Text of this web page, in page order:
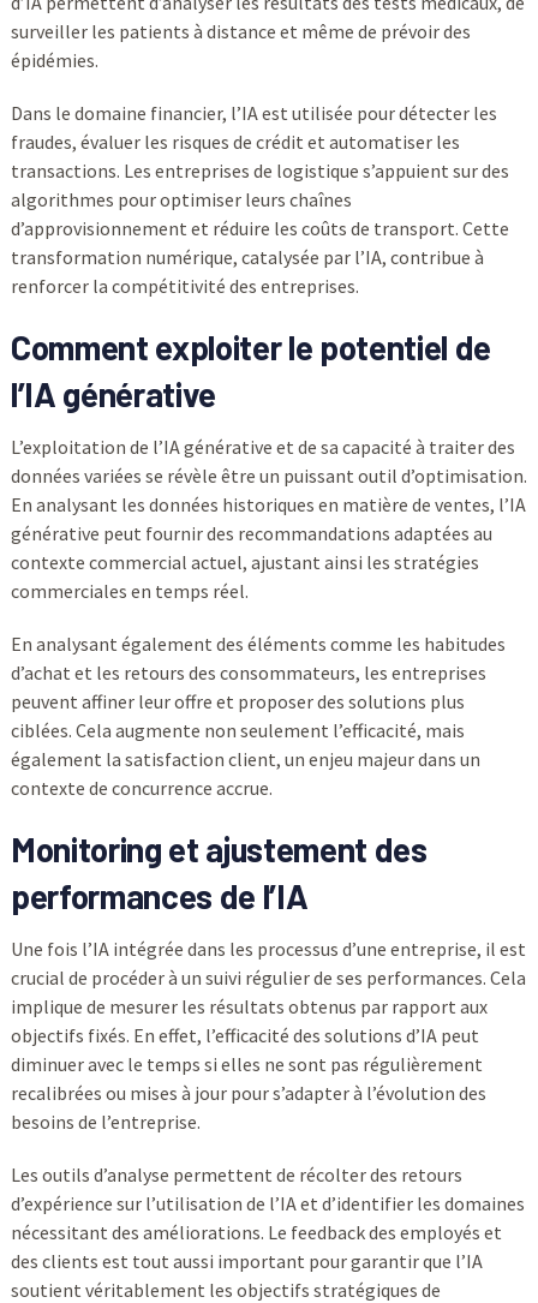
surveiller les patients à distance et même de prévoir des
épidémies.
Dans le domaine financier, l’IA est utilisée pour détecter les
fraudes, évaluer les risques de crédit et automatiser les
transactions. Les entreprises de logistique s’appuient sur des
algorithmes pour optimiser leurs chaînes
d’approvisionnement et réduire les coûts de transport. Cette
transformation numérique, catalysée par l’IA, contribue à
renforcer la compétitivité des entreprises.
Comment exploiter le potentiel de
l’IA générative
L’exploitation de l’IA générative et de sa capacité à traiter des
données variées se révèle être un puissant outil d’optimisation.
En analysant les données historiques en matière de ventes, l’IA
générative peut fournir des recommandations adaptées au
contexte commercial actuel, ajustant ainsi les stratégies
commerciales en temps réel.
En analysant également des éléments comme les habitudes
d’achat et les retours des consommateurs, les entreprises
peuvent affiner leur offre et proposer des solutions plus
ciblées. Cela augmente non seulement l’efficacité, mais
également la satisfaction client, un enjeu majeur dans un
contexte de concurrence accrue.
Monitoring et ajustement des
performances de l’IA
Une fois l’IA intégrée dans les processus d’une entreprise, il est
crucial de procéder à un suivi régulier de ses performances. Cela
implique de mesurer les résultats obtenus par rapport aux
objectifs fixés. En effet, l’efficacité des solutions d’IA peut
diminuer avec le temps si elles ne sont pas régulièrement
recalibrées ou mises à jour pour s’adapter à l’évolution des
besoins de l’entreprise.
Les outils d’analyse permettent de récolter des retours
d’expérience sur l’utilisation de l’IA et d’identifier les domaines
nécessitant des améliorations. Le feedback des employés et
des clients est tout aussi important pour garantir que l’IA
soutient véritablement les objectifs stratégiques de